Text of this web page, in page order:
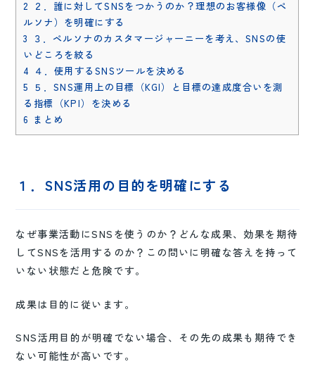
2 ２．誰に対してSNSをつかうのか？理想のお客様像（ペ
ルソナ）を明確にする
3 ３．ペルソナのカスタマージャーニーを考え、SNSの使
いどころを絞る
4 ４．使用するSNSツールを決める
5 ５．SNS運用上の目標（KGI）と目標の達成度合いを測
る指標（KPI）を決める
6 まとめ
１．SNS活用の目的を明確にする
なぜ事業活動にSNSを使うのか？どんな成果、効果を期待
してSNSを活用するのか？この問いに明確な答えを持って
いない状態だと危険です。
成果は目的に従います。
SNS活用目的が明確でない場合、その先の成果も期待でき
ない可能性が高いです。